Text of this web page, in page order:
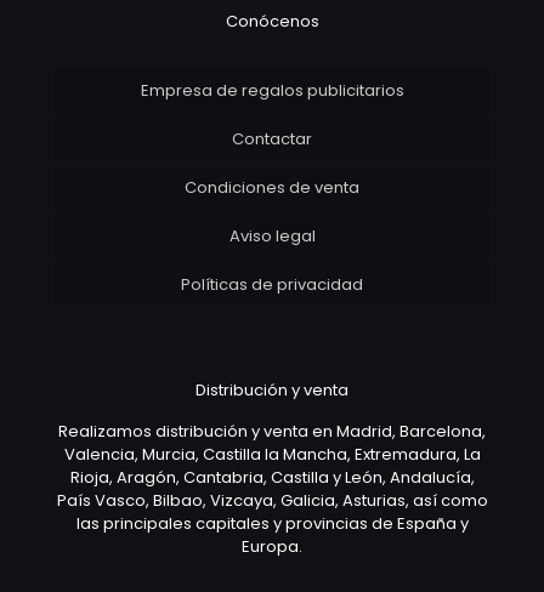
Conócenos
Empresa de regalos publicitarios
Contactar
Condiciones de venta
Aviso legal
Políticas de privacidad
Distribución y venta
Realizamos distribución y venta en Madrid, Barcelona,
Valencia, Murcia, Castilla la Mancha, Extremadura, La
Rioja, Aragón, Cantabria, Castilla y León, Andalucía,
País Vasco, Bilbao, Vizcaya, Galicia, Asturias, así como
las principales capitales y provincias de España y
Europa.